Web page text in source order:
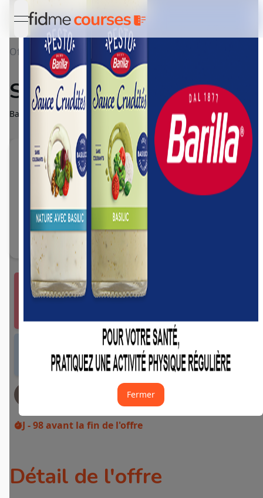
open navigation menu
Offres Détail SAUCE CRUDITÉS
SAUCE CRUDITÉS
Basilico et Basilico & Yaourt
Fermer
JE DEMANDE MON REMBOURSEMENT
Offre valable dans tous les magasins et drives
de France métropolitaine et sur Internet.
Vous devez vous connecter ou créer un compte
Fidme Courses pour bénéficier de cette offre.
J - 98avant la fin de l'offre
Détail de l'offre